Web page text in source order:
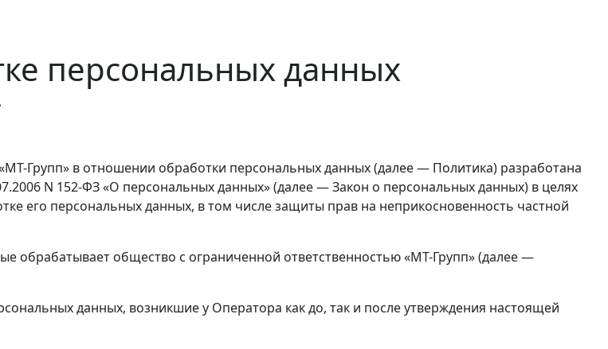
персональных данных
Групп» в отношении обработки персональных данных (далее — Политика) разработана
N 152-ФЗ «О персональных данных» (далее — Закон о персональных данных) в целях
его персональных данных, в том числе защиты прав на неприкосновенность частной
обрабатывает общество с ограниченной ответственностью «МТ-Групп» (далее —
данных, возникшие у Оператора как до, так и после утверждения настоящей